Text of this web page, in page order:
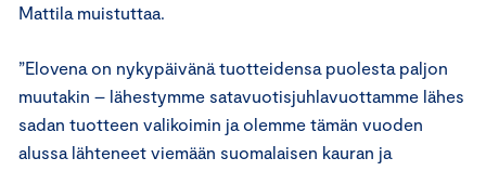
Mattila muistuttaa.
”Elovena on nykypäivänä tuotteidensa puolesta paljon
muutakin – lähestymme satavuotisjuhlavuottamme lähes
sadan tuotteen valikoimin ja olemme tämän vuoden
alussa lähteneet viemään suomalaisen kauran ja